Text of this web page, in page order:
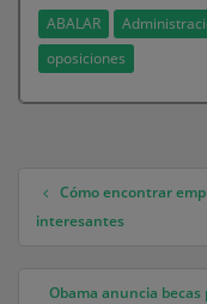
ABALAR
oposiciones
Navegación
Cómo encontrar
interesantes
Obama anuncia